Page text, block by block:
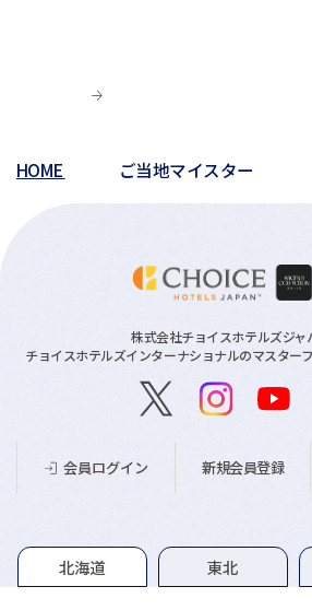
HOME ご当地マイスター
株式会社チョイスホテルズジャ
チョイスホテルズインターナショナルのマスター
会員ログイン 新規会員登録
グループホテル一覧
北海道 東北